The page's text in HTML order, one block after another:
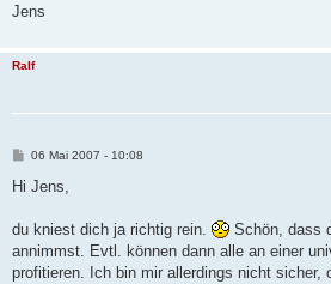
Jens
Ralf
B
a
06 Mai 2007 - 10:08
Hi Jens,
du kniest dich ja richtig rein.
Schön, dass
annimmst. Evtl. können dann alle an einer
profitieren. Ich bin mir allerdings nicht sicher,